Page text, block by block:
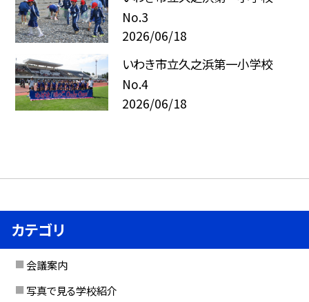
No.3
2026/06/18
いわき市立久之浜第一小学校
No.4
2026/06/18
カテゴリ
会議案内
写真で見る学校紹介